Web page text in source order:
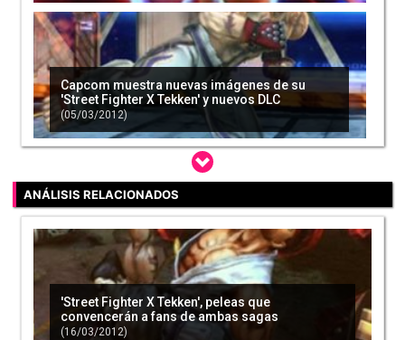
Capcom muestra nuevas imágenes de su
'Street Fighter X Tekken' y nuevos DLC
(05/03/2012)
La versión de 'Street Fighter X Tekken' de Xbox
360 se queda sin luchadores exclusivos
(24/01/2012)
ANÁLISIS RELACIONADOS
'Street Fighter X Tekken', peleas que
convencerán a fans de ambas sagas
(16/03/2012)